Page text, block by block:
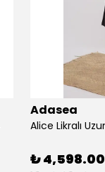
Adasea
₺ 4,598.00